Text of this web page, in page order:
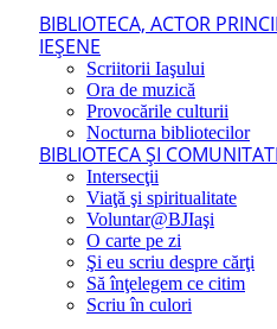
BIBLIOTECA, ACTOR
IEŞENE
Scriitorii Iaşului
Ora de muzică
Provocările culturii
Nocturna bibliotecilor
BIBLIOTECA ŞI
Intersecţii
Viaţă şi spiritualitate
Voluntar@BJIaşi
O carte pe zi
Şi eu scriu despre cărţi
Să înţelegem ce citim
Scriu în culori